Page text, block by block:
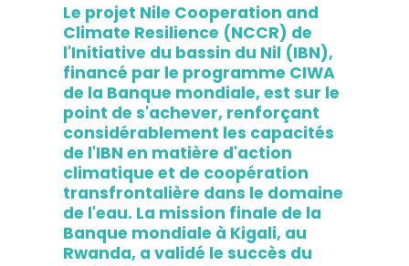
Le projet Nile Cooperation and
Climate Resilience (NCCR) de
l'Initiative du bassin du Nil (IBN),
financé par le programme CIWA
de la Banque mondiale, est sur le
point de s'achever, renforçant
considérablement les capacités
de l'IBN en matière d'action
climatique et de coopération
transfrontalière dans le domaine
de l'eau. La mission finale de la
Banque mondiale à Kigali, au
Rwanda, a validé le succès du